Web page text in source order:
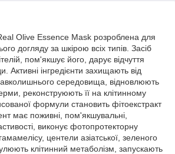
Olive Essence Mask розроблена для
догляду за шкірою всіх типів. Засіб
пом'якшує його, дарує відчуття
Активні інгредієнти захищають від
середовища, відновлюють
реконструюють її на клітинному
формули становить фітоекстракт
має поживні, пом'якшувальні,
виконує фотопротекторну
центели азіатської, зеленого
клітинний метаболізм, запускають